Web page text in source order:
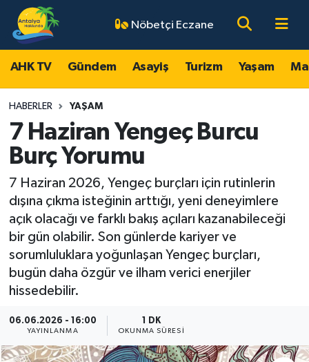
Nöbetçi Eczane
AHK TV Gündem Asayiş Turizm Yaşam
HABERLER YAŞAM
7 Haziran Yengeç Burcu
Burç Yorumu
7 Haziran 2026, Yengeç burçları için rutinlerin
dışına çıkma isteğinin arttığı, yeni deneyimlere
açık olacağı ve farklı bakış açıları kazanabileceği
bir gün olabilir. Son günlerde kariyer ve
sorumluluklara yoğunlaşan Yengeç burçları,
bugün daha özgür ve ilham verici enerjiler
hissedebilir.
06.06.2026 - 16:00
YAYINLANMA
1 DK
OKUNMA SÜRESI
AHK TV
Gündem
Asayiş
Turizm
Yaşam
Magazin
Spor
Dünya
Antalya Nöbetçi Eczaneler
Antalya Hava Durumu
Antalya Namaz Vakitleri
Antalya Trafik Yoğunluk Haritası
Süper Lig Puan Durumu ve Fikstür
Tüm Manşetler
Son Dakika Haberleri
Haber Arşivi